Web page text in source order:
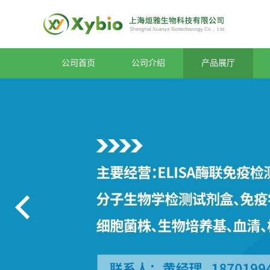
公司首页 公司介绍 产品展厅